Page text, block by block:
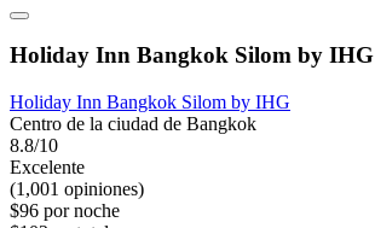
Holiday Inn Bangkok Silom by IHG
Holiday Inn Bangkok Silom by IHG
Centro de la ciudad de Bangkok
8.8/10
Excelente
(1,001 opiniones)
$96 por noche